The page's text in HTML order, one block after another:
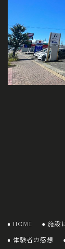
HOME 施設
体験者の感想